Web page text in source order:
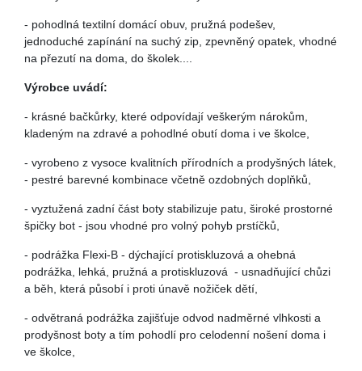
- pohodlná textilní domácí obuv, pružná podešev,
jednoduché zapínání na suchý zip, zpevněný opatek, vhodné
na přezutí na doma, do školek....
Výrobce uvádí:
- krásné bačkůrky, které odpovídají veškerým nárokům,
kladeným na zdravé a pohodlné obutí doma i ve školce,
- vyrobeno z vysoce kvalitních přírodních a prodyšných látek,
- pestré barevné kombinace včetně ozdobných doplňků,
- vyztužená zadní část boty stabilizuje patu, široké prostorné
špičky bot - jsou vhodné pro volný pohyb prstíčků,
- podrážka Flexi-B - dýchající protiskluzová a ohebná
podrážka, lehká, pružná a protiskluzová - usnadňující chůzi
a běh, která působí i proti únavě nožiček dětí,
- odvětraná podrážka zajišťuje odvod nadměrné vlhkosti a
prodyšnost boty a tím pohodlí pro celodenní nošení doma i
ve školce,